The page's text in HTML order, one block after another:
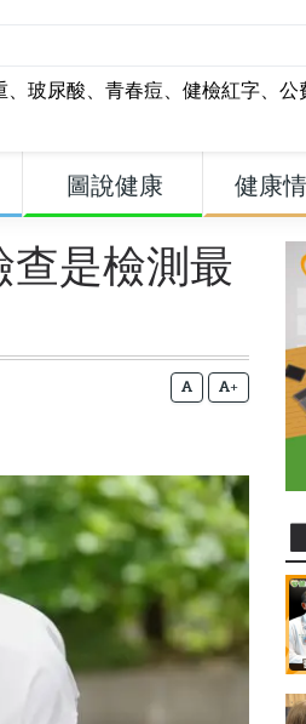
、 玻尿酸、 青春痘、 健檢紅字、 公
圖說健康 健康
是檢測最
+